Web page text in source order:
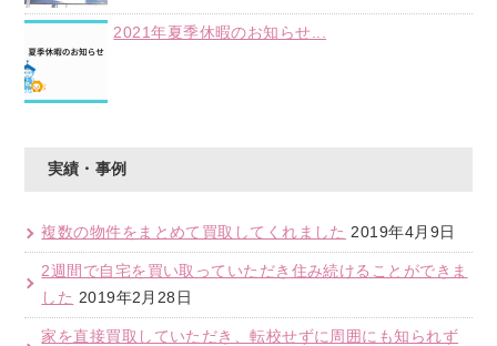
2021年夏季休暇のお知らせ...
実績・事例
複数の物件をまとめて買取してくれました 2019年4月9日
2週間で自宅を買い取っていただき住み続けることができま
した 2019年2月28日
家を直接買取していただき、転校せずに周囲にも知られず